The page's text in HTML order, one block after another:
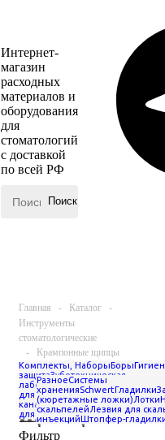
Интернет-
магазин
расходных
материалов и
оборудования
для
стоматологий
с доставкой
по всей РФ
Главная - Каталог
-
Инструменты
стоматологические
Комплекты, НаборыБоры
защитаЗуботехническая
лабораторияОртопедия
Терапия
для
каналовИнструменты
для пациентовХирургия
- Крампонные щипцы
РазноеСистемы
храненияSchwertГладилки
(кюретажные ложки)Лотки
скальпелейЛезвия для
инъекцийШтопфер-
щипцы
Фильтр